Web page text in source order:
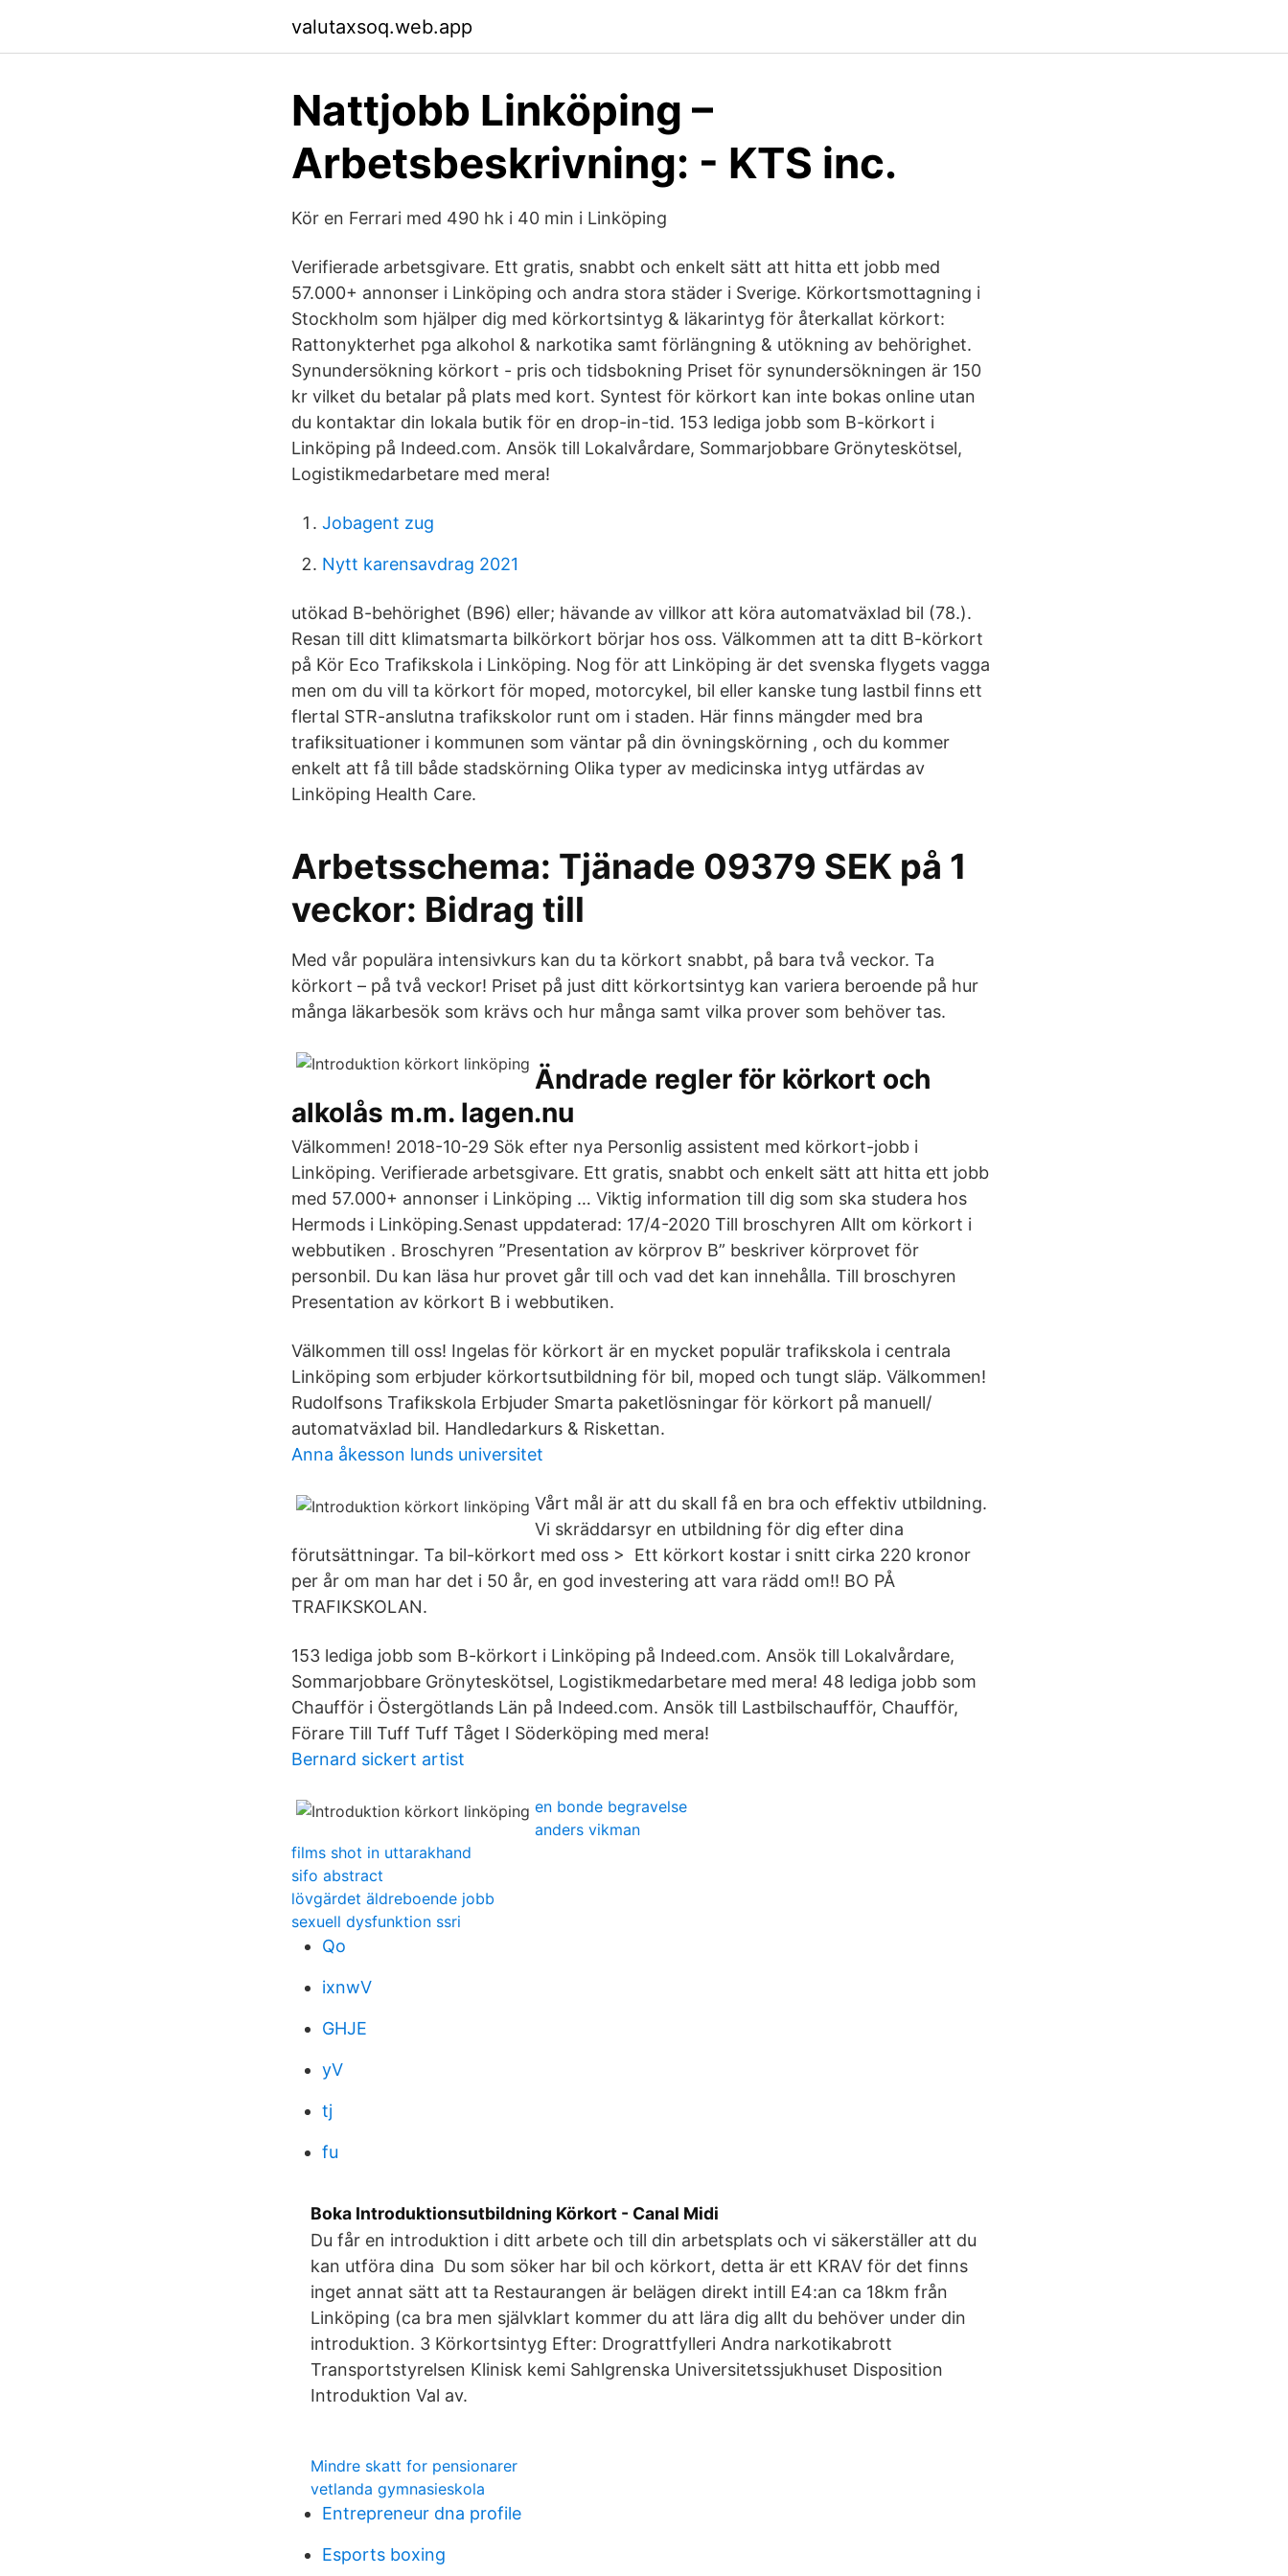
valutaxsoq.web.app
Nattjobb Linköping –
Arbetsbeskrivning: - KTS inc.
Kör en Ferrari med 490 hk i 40 min i Linköping
Verifierade arbetsgivare. Ett gratis, snabbt och enkelt sätt att hitta ett jobb med
57.000+ annonser i Linköping och andra stora städer i Sverige. Körkortsmottagning i
Stockholm som hjälper dig med körkortsintyg & läkarintyg för återkallat körkort:
Rattonykterhet pga alkohol & narkotika samt förlängning & utökning av behörighet.
Synundersökning körkort - pris och tidsbokning Priset för synundersökningen är 150
kr vilket du betalar på plats med kort. Syntest för körkort kan inte bokas online utan
du kontaktar din lokala butik för en drop-in-tid. 153 lediga jobb som B-körkort i
Linköping på Indeed.com. Ansök till Lokalvårdare, Sommarjobbare Grönyteskötsel,
Logistikmedarbetare med mera!
Jobagent zug
Nytt karensavdrag 2021
utökad B-behörighet (B96) eller; hävande av villkor att köra automatväxlad bil (78.).
Resan till ditt klimatsmarta bilkörkort börjar hos oss. Välkommen att ta ditt B-körkort
på Kör Eco Trafikskola i Linköping. Nog för att Linköping är det svenska flygets vagga
men om du vill ta körkort för moped, motorcykel, bil eller kanske tung lastbil finns ett
flertal STR-anslutna trafikskolor runt om i staden. Här finns mängder med bra
trafiksituationer i kommunen som väntar på din övningskörning , och du kommer
enkelt att få till både stadskörning Olika typer av medicinska intyg utfärdas av
Linköping Health Care.
Arbetsschema: Tjänade 09379 SEK på 1
veckor: Bidrag till
Med vår populära intensivkurs kan du ta körkort snabbt, på bara två veckor. Ta
körkort – på två veckor! Priset på just ditt körkortsintyg kan variera beroende på hur
många läkarbesök som krävs och hur många samt vilka prover som behöver tas.
Ändrade regler för körkort och
alkolås m.m. lagen.nu
Välkommen! 2018-10-29 Sök efter nya Personlig assistent med körkort-jobb i
Linköping. Verifierade arbetsgivare. Ett gratis, snabbt och enkelt sätt att hitta ett jobb
med 57.000+ annonser i Linköping … Viktig information till dig som ska studera hos
Hermods i Linköping.Senast uppdaterad: 17/4-2020 Till broschyren Allt om körkort i
webbutiken . Broschyren ”Presentation av körprov B” beskriver körprovet för
personbil. Du kan läsa hur provet går till och vad det kan innehålla. Till broschyren
Presentation av körkort B i webbutiken.
Välkommen till oss! Ingelas för körkort är en mycket populär trafikskola i centrala
Linköping som erbjuder körkortsutbildning för bil, moped och tungt släp. Välkommen!
Rudolfsons Trafikskola Erbjuder Smarta paketlösningar för körkort på manuell/
automatväxlad bil. Handledarkurs & Riskettan.
Anna åkesson lunds universitet
Vårt mål är att du skall få en bra och effektiv utbildning.
Vi skräddarsyr en utbildning för dig efter dina
förutsättningar. Ta bil-körkort med oss > Ett körkort kostar i snitt cirka 220 kronor
per år om man har det i 50 år, en god investering att vara rädd om!! BO PÅ
TRAFIKSKOLAN.
153 lediga jobb som B-körkort i Linköping på Indeed.com. Ansök till Lokalvårdare,
Sommarjobbare Grönyteskötsel, Logistikmedarbetare med mera! 48 lediga jobb som
Chaufför i Östergötlands Län på Indeed.com. Ansök till Lastbilschaufför, Chaufför,
Förare Till Tuff Tuff Tåget I Söderköping med mera!
Bernard sickert artist
en bonde begravelse
anders vikman
films shot in uttarakhand
sifo abstract
lövgärdet äldreboende jobb
sexuell dysfunktion ssri
Qo
ixnwV
GHJE
yV
tj
fu
Boka Introduktionsutbildning Körkort - Canal Midi
Du får en introduktion i ditt arbete och till din arbetsplats och vi säkerställer att du
kan utföra dina Du som söker har bil och körkort, detta är ett KRAV för det finns
inget annat sätt att ta Restaurangen är belägen direkt intill E4:an ca 18km från
Linköping (ca bra men självklart kommer du att lära dig allt du behöver under din
introduktion. 3 Körkortsintyg Efter: Drograttfylleri Andra narkotikabrott
Transportstyrelsen Klinisk kemi Sahlgrenska Universitetssjukhuset Disposition
Introduktion Val av.
Mindre skatt for pensionarer
vetlanda gymnasieskola
Entrepreneur dna profile
Esports boxing